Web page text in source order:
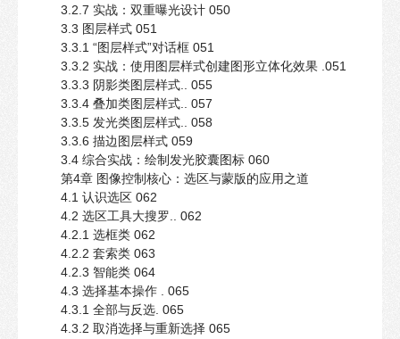
3.2.7 实战：双重曝光设计 050
3.3 图层样式 051
3.3.1 “图层样式”对话框 051
3.3.2 实战：使用图层样式创建图形立体化效果 .051
3.3.3 阴影类图层样式.. 055
3.3.4 叠加类图层样式.. 057
3.3.5 发光类图层样式.. 058
3.3.6 描边图层样式 059
3.4 综合实战：绘制发光胶囊图标 060
第4章 图像控制核心：选区与蒙版的应用之道
4.1 认识选区 062
4.2 选区工具大搜罗.. 062
4.2.1 选框类 062
4.2.2 套索类 063
4.2.3 智能类 064
4.3 选择基本操作 . 065
4.3.1 全部与反选. 065
4.3.2 取消选择与重新选择 065